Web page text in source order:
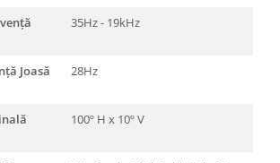
35Hz - 19kHz
Joasă
28Hz
100º H x 10º V